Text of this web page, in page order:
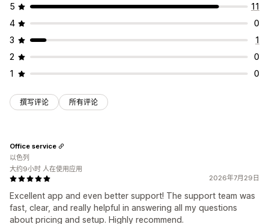
访问控制
限制访问 锁定页面 自定义规则
5
11
4
0
3
1
2
0
1
0
撰写评论 所有评论
2026年7月29日
Excellent app and even better support! The support team was
fast, clear, and really helpful in answering all my questions
about pricing and setup. Highly recommend.
Office service
以色列
大约9小时 人在使用应用